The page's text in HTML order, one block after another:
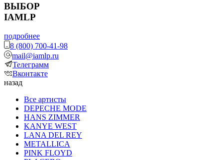
ВЫБОР
IAMLP
подробнее
8 (800) 700-41-98
mail@iamlp.ru
Телеграмм
Вконтакте
назад
Все артисты
DEPECHE MODE
HANS ZIMMER
KANYE WEST
LANA DEL REY
METALLICA
PINK FLOYD